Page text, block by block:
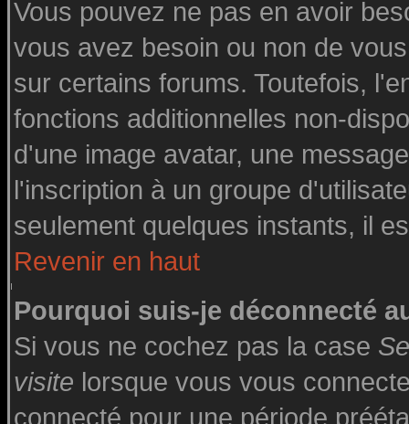
Vous pouvez ne pas en avoir
vous avez besoin ou non de
sur certains forums. Toutefois,
fonctions additionnelles non-
d'une image avatar, une
l'inscription à un groupe
seulement quelques instants, il
Revenir en haut
Pourquoi suis-je déconnecté
Si vous ne cochez pas la case
visite lorsque vous vous
connecté pour une période